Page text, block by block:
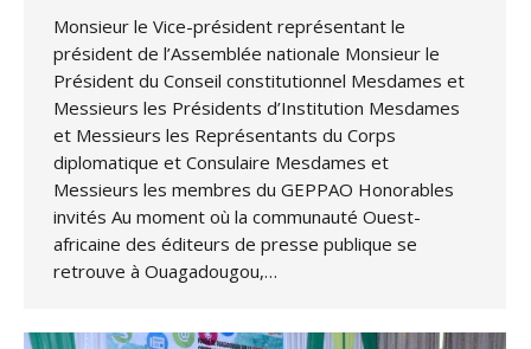
Monsieur le Vice-président représentant le
président de l’Assemblée nationale Monsieur le
Président du Conseil constitutionnel Mesdames et
Messieurs les Présidents d’Institution Mesdames
et Messieurs les Représentants du Corps
diplomatique et Consulaire Mesdames et
Messieurs les membres du GEPPAO Honorables
invités Au moment où la communauté Ouest-
africaine des éditeurs de presse publique se
retrouve à Ouagadougou,…